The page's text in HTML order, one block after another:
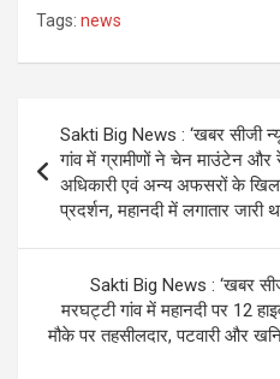
ce
o
o
k
A
p
p
a
m
Tags: news
navigation
Sakti Big News : ‘खबर सीजी
गांव में ग्रामीणों ने चेन माउंटेन और
अधिकारी एवं अन्य अफसरों के
प्रदर्शन, महानदी में लगातार
Sakti Big News : ‘खबर
मरघट्टी गांव में महानदी पर 12
मौके पर तहसीलदार, पटवारी और